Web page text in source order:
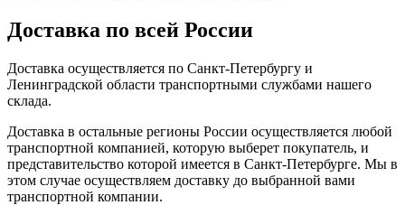
Доставка по всей России
Доставка осуществляется по Санкт-Петербургу и
Ленинградской области транспортными службами нашего
склада.
Доставка в остальные регионы России осуществляется любой
транспортной компанией, которую выберет покупатель, и
представительство которой имеется в Санкт-Петербурге. Мы в
этом случае осуществляем доставку до выбранной вами
транспортной компании.